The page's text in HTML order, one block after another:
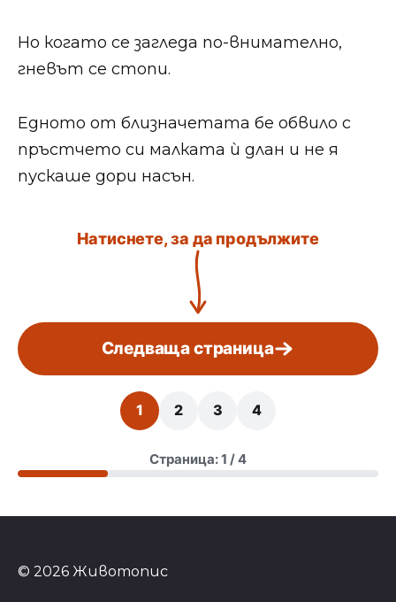
Но когато се загледа по-внимателно,
гневът се стопи.
Едното от близначетата бе обвило с
пръстчето си малката ѝ длан и не я
пускаше дори насън.
Натиснете, за да продължите
Следваща страница
1 2 3 4
Страница: 1 / 4
© 2026 Животопис